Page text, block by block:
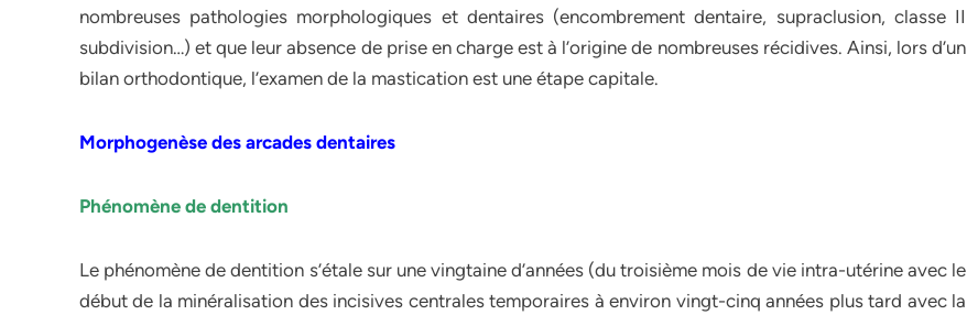
nombreuses pathologies morphologiques et dentaires (encombrement dentaire, supraclusion, classe II
subdivision…) et que leur absence de prise en charge est à l’origine de nombreuses récidives. Ainsi, lors d’un
bilan orthodontique, l’examen de la mastication est une étape capitale.
Morphogenèse des arcades dentaires
Phénomène de dentition
Le phénomène de dentition s’étale sur une vingtaine d’années (du troisième mois de vie intra-utérine avec le
début de la minéralisation des incisives centrales temporaires à environ vingt-cinq années plus tard avec la